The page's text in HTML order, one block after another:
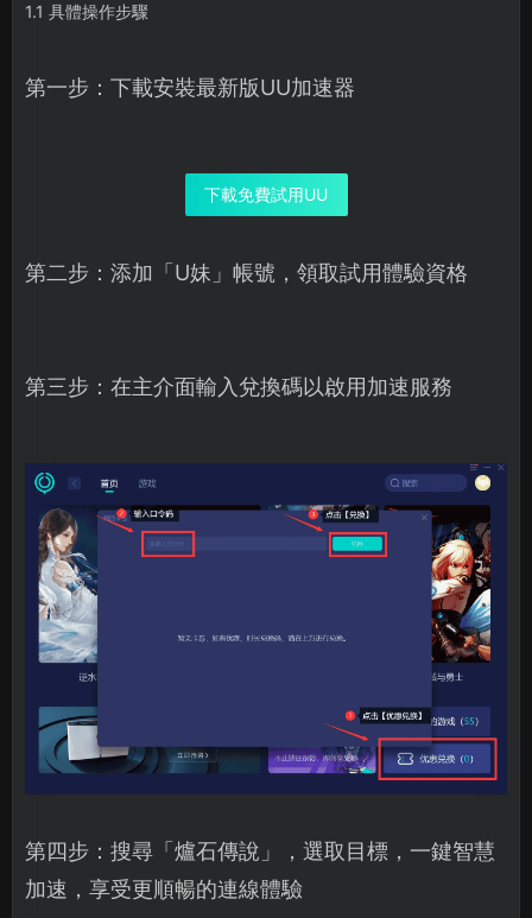
1.1 具體操作步驟
第一步：下載安裝最新版UU加速器
下載免費試用UU
第二步：添加「U妹」帳號，領取試用體驗資格
第三步：在主介面輸入兌換碼以啟用加速服務
第四步：搜尋「爐石傳說」，選取目標，一鍵智慧
加速，享受更順暢的連線體驗